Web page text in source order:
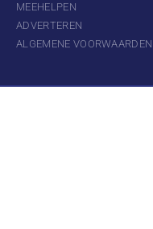
MEEHELPEN
ADVERTEREN
ALGEMENE VOORWAARDEN